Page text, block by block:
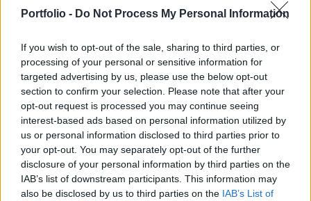
Portfolio - Do Not Process My Personal Information
If you wish to opt-out of the sale, sharing to third parties, or
processing of your personal or sensitive information for
targeted advertising by us, please use the below opt-out
section to confirm your selection. Please note that after your
opt-out request is processed you may continue seeing
interest-based ads based on personal information utilized by
us or personal information disclosed to third parties prior to
your opt-out. You may separately opt-out of the further
disclosure of your personal information by third parties on the
IAB’s list of downstream participants. This information may
also be disclosed by us to third parties on the IAB’s List of
tudja törni a tartós inflációt – idézi a JP Morgan
vezérigazgatóját a Yahoo Finance.
A bankvezér szerint a kamatpálya teteje 6% körül lehet, ami
sokkal magasabb annál az 5%-nál, ahova a piaci szereplők
várják a kamatok tetőzését. Dimon szerint az 5%-os
kamatszint nem feltétlenül lenne elég ahhoz, hogy az
infláció visszatérjen a 2%-os célhoz. Dimon helyesen
jelezte előre tavaly, hogy a Fed 6-7 kamatemelést is
végrehajthat, és kritizálta azokat az elemzői
várakozásokat...